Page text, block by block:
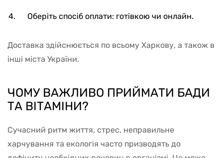
Оберіть спосіб оплати: готівкою чи онлайн.
Доставка здійснюється по всьому Харкову, а також в
інші міста України.
ЧОМУ ВАЖЛИВО ПРИЙМАТИ БАДИ
ТА ВІТАМІНИ?
Сучасний ритм життя, стрес, неправильне
харчування та екологія часто призводять до